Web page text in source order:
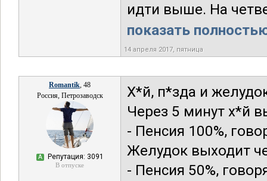
идти выше. На
показать
14 апреля 2017, пятница
Romantik, 48
Россия, Петрозаводск
А Репутация: 3091
В отпуске
Х*й, п*зда и
Через 5 минут х*й
- Пенсия 100%,
Желудок выходит
- Пенсия 50%,